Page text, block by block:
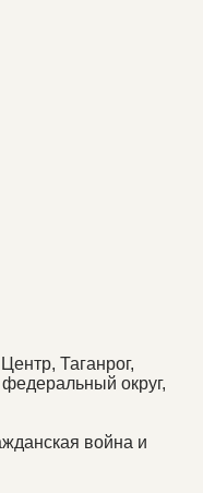
Таганрог,
округ,
война и